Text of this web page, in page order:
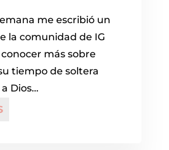
me escribió un
la comunidad de IG
más sobre
tiempo de soltera
Dios…